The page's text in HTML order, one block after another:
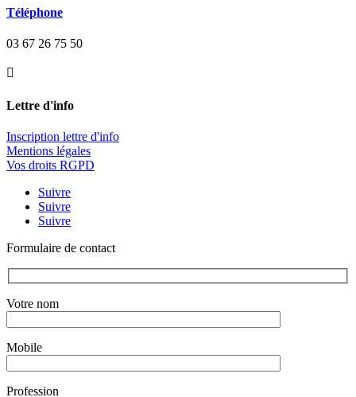
Téléphone
03 67 26 75 50

Lettre d'info
Inscription lettre d'info
Mentions légales
Vos droits RGPD
Suivre
Suivre
Suivre
Formulaire de contact
Votre nom
Mobile
Profession